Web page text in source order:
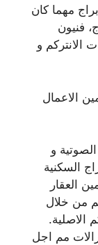
مهما كان
فنيون
و
الاعمال
و
السكنية
العقار
من خلال
الاصلية.
مم اجل